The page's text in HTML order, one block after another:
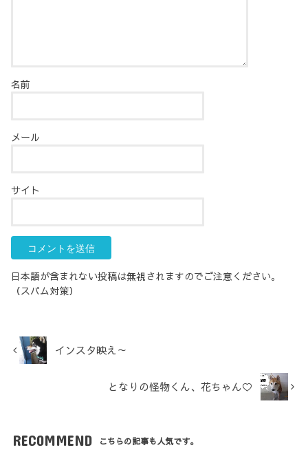
名前
メール
サイト
日本語が含まれない投稿は無視されますのでご注意ください。
（スパム対策）
インスタ映え～
となりの怪物くん、花ちゃん♡
RECOMMEND こちらの記事も人気です。